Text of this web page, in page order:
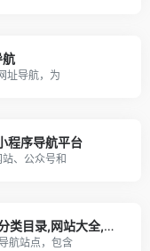
航
址导航，为
程序导航平台
、公众号和
站三界导航 - 网站目录,网址提交,分类目录,网站大全,名站导航之家
航站点，包含